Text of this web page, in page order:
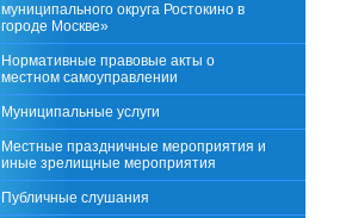
муниципального округа Ростокино в
городе Москве»
Нормативные правовые акты о
местном самоуправлении
Муниципальные услуги
Местные праздничные мероприятия и
иные зрелищные мероприятия
Публичные слушания